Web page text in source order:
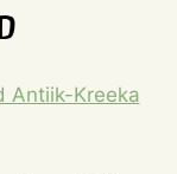
Antiik-Kreeka